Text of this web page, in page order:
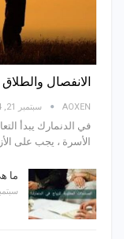
الانفصال
AOXEN سبتمبر 21, 2024
في الدنمارك يبدأ
الأسرة ، يجب على
ما
سبتمبر 21,